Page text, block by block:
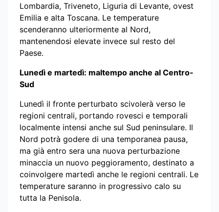
Lombardia, Triveneto, Liguria di Levante, ovest
Emilia e alta Toscana. Le temperature
scenderanno ulteriormente al Nord,
mantenendosi elevate invece sul resto del
Paese.
Lunedì e martedì: maltempo anche al Centro-
Sud
Lunedì il fronte perturbato scivolerà verso le
regioni centrali, portando rovesci e temporali
localmente intensi anche sul Sud peninsulare. Il
Nord potrà godere di una temporanea pausa,
ma già entro sera una nuova perturbazione
minaccia un nuovo peggioramento, destinato a
coinvolgere martedì anche le regioni centrali. Le
temperature saranno in progressivo calo su
tutta la Penisola.